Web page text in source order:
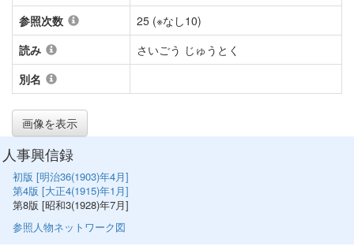
参照次数
25 (※なし10)
読み
さいごう じゅうとく
別名
画像を表示
人事興信録
初版 [明治36(1903)年4月]
第4版 [大正4(1915)年1月]
第8版 [昭和3(1928)年7月]
参照人物ネットワーク図